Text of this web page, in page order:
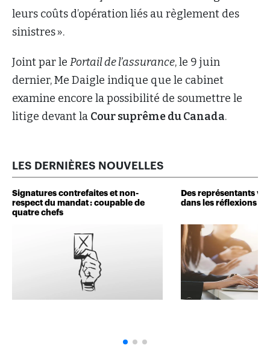
leurs coûts d’opération liés au règlement des
sinistres ».
Joint par le Portail de l’assurance, le 9 juin
dernier, Me Daigle indique que le cabinet
examine encore la possibilité de soumettre le
litige devant la Cour suprême du Canada.
LES DERNIÈRES NOUVELLES
Signatures contrefaites et non-
respect du mandat : coupable de
quatre chefs
Des représentants
dans les réflexions de